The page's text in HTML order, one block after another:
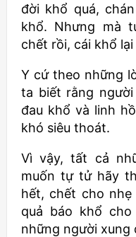
đời khổ quá,
khổ. Nhưng mà
chết rồi, cái khổ
Y cứ theo những
ta biết rằng
đau khổ và linh
khó siêu thoát.
Vì vậy, tất cả
muốn tự tử hãy
hết, chết cho
quả báo khổ
những người xung